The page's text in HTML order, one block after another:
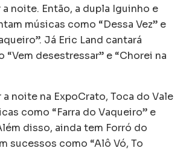
noite. Então, a dupla Iguinho e
músicas como “Dessa Vez” e
Já Eric Land cantará
“Vem desestressar” e “Chorei na
a noite na ExpoCrato, Toca do Vale
como “Farra do Vaqueiro” e
disso, ainda tem Forró do
sucessos como “Alô Vó, To